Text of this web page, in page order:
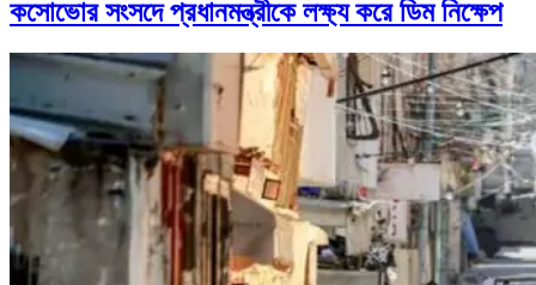
কসোভোর সংসদে প্রধানমন্ত্রীকে লক্ষ্য করে ডিম নিক্ষেপ